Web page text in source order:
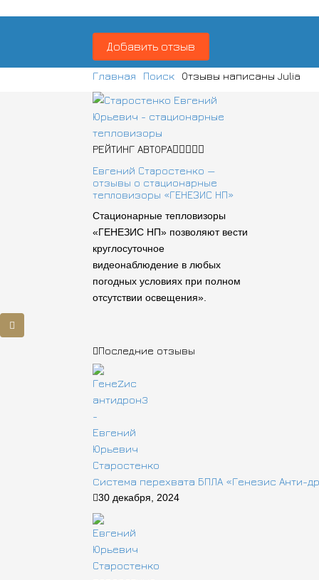
Добавить отзыв
Главная Поиск Отзывы написаны Julia
РЕЙТИНГ АВТОРА
Евгений Старостенко —
отзывы о стационарные
тепловизоры «ГЕНЕЗИС НП»
Стационарные тепловизоры
«ГЕНЕЗИС НП» позволяют вести
круглосуточное
видеонаблюдение в любых
погодных условиях при полном
отсутствии освещения».
Последние отзывы
Cистема перехвата БПЛА «Генезис Анти-
30 декабря, 2024